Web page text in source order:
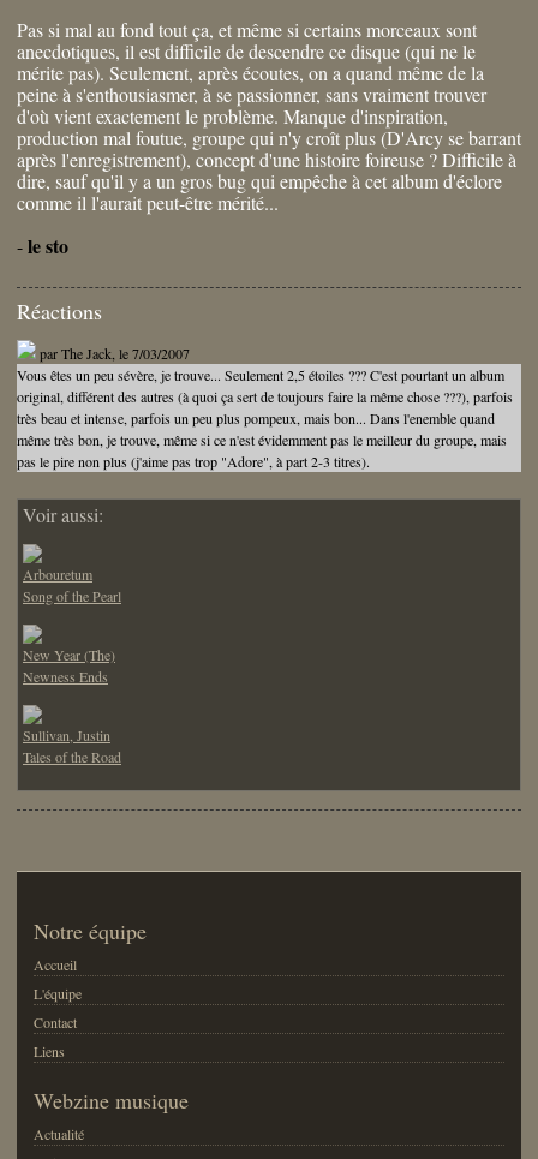
Pas si mal au fond tout ça, et même si certains morceaux sont
anecdotiques, il est difficile de descendre ce disque (qui ne le
mérite pas). Seulement, après écoutes, on a quand même de la
peine à s'enthousiasmer, à se passionner, sans vraiment trouver
d'où vient exactement le problème. Manque d'inspiration,
production mal foutue, groupe qui n'y croît plus (D'Arcy se barrant
après l'enregistrement), concept d'une histoire foireuse ? Difficile à
dire, sauf qu'il y a un gros bug qui empêche à cet album d'éclore
comme il l'aurait peut-être mérité...
-le sto
Réactions
parThe Jack , le 7/03/2007
Vous êtes un peu sévère, je trouve... Seulement 2,5 étoiles ??? C'est pourtant un album
original, différent des autres (à quoi ça sert de toujours faire la même chose ???), parfois
très beau et intense, parfois un peu plus pompeux, mais bon... Dans l'enemble quand
même très bon, je trouve, même si ce n'est évidemment pas le meilleur du groupe, mais
pas le pire non plus (j'aime pas trop "Adore", à part 2-3 titres).
Voir aussi:
Arbouretum
Song of the Pearl
New Year (The)
Newness Ends
Sullivan, Justin
Tales of the Road
Notre équipe
Accueil
L'équipe
Contact
Liens
Webzine musique
Actualité